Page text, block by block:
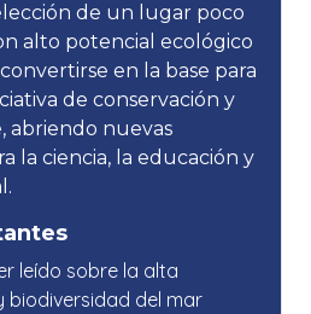
de un lugar poco
alto potencial ecológico
en la base para
de conservación y
abriendo nuevas
la ciencia, la educación y
leído sobre la alta
biodiversidad del mar